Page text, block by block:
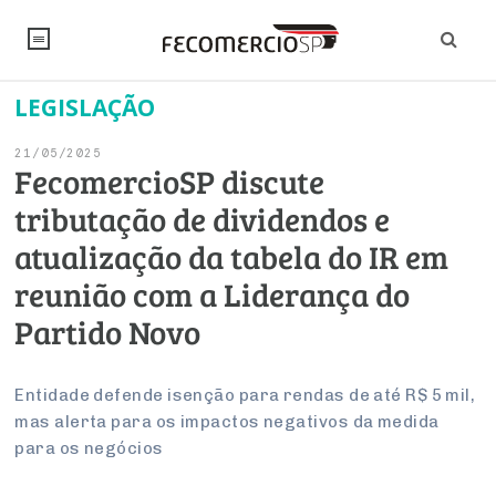
NOTÍCIAS
Artigos
Institucional
Debates Fecomercio-SP
PROJETOS ESPECIAIS:
UM BRASIL
Economia
Pesquisas
Brasil
Modernização do Estado
Economia Digital
Legislação
Trabalho
Reforma Tributária
Negócios
Atacado
Sustentabilidade
Últimas Notícias
PESQUISAS
FALE CONOSCO
INSTITUCIONAL
Imprensa
CONSELHOS
Conselho de Turismo
EMPRESAS
LEGISLAÇÃO
21/05/2025
FecomercioSP discute
tributação de dividendos e
atualização da tabela do IR em
reunião com a Liderança do
Partido Novo
Entidade defende isenção para rendas de até R$ 5 mil,
mas alerta para os impactos negativos da medida
para os negócios